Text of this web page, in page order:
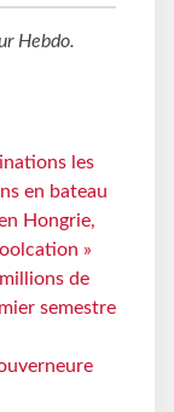
Hebdo.
les
en bateau
Hongrie,
»
de
semestre